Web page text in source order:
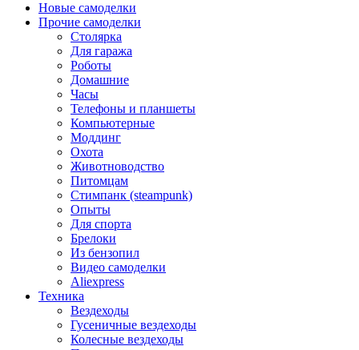
Новые самоделки
Прочие самоделки
Столярка
Для гаража
Роботы
Домашние
Часы
Телефоны и планшеты
Компьютерные
Моддинг
Охота
Животноводство
Питомцам
Стимпанк (steampunk)
Опыты
Для спорта
Брелоки
Из бензопил
Видео самоделки
Aliexpress
Техника
Вездеходы
Гусеничные вездеходы
Колесные вездеходы